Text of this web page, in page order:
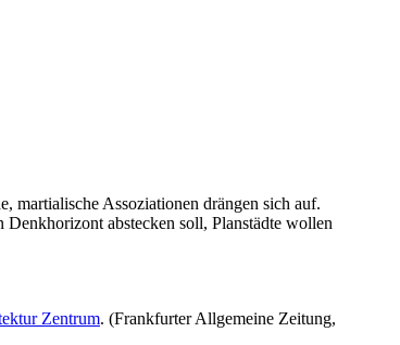
martialische Assoziationen drängen sich auf.
Denkhorizont abstecken soll, Planstädte wollen
Zentrum. (Frankfurter Allgemeine Zeitung,